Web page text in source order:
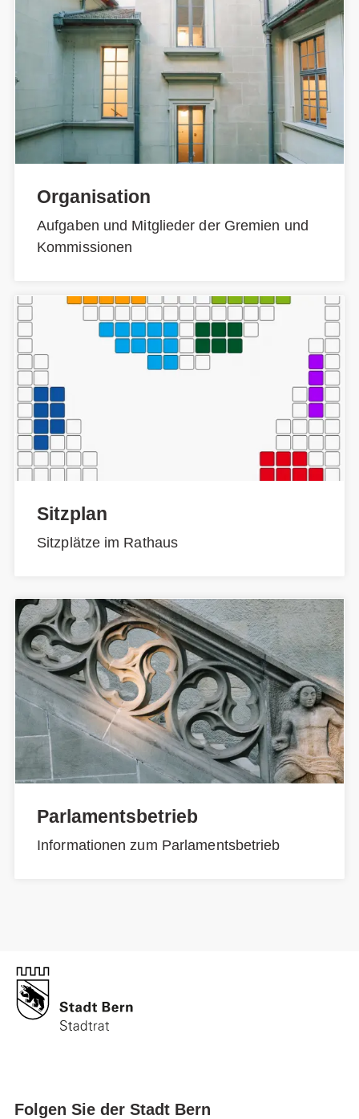
Organisation
Aufgaben und Mitglieder der Gremien und
Kommissionen
Sitzplan
Sitzplätze im Rathaus
Parlamentsbetrieb
Informationen zum Parlamentsbetrieb
Folgen Sie der Stadt Bern